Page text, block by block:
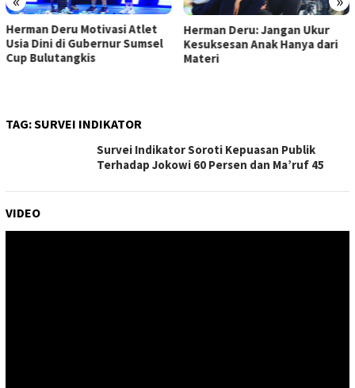
Herman Deru Motivasi Atlet
Usia Dini di Gubernur Sumsel
Cup Bulutangkis
Herman Deru: Jangan Ukur
Kesuksesan Anak Hanya dari
Materi
TAG:SURVEI INDIKATOR
Survei Indikator Soroti Kepuasan Publik
Terhadap Jokowi 60 Persen dan Ma’ruf 45
VIDEO